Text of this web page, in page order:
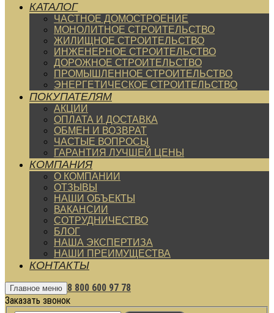
КАТАЛОГ
ЧАСТНОЕ ДОМОСТРОЕНИЕ
МОНОЛИТНОЕ СТРОИТЕЛЬСТВО
ЖИЛИЩНОЕ СТРОИТЕЛЬСТВО
ИНЖЕНЕРНОЕ СТРОИТЕЛЬСТВО
ДОРОЖНОЕ СТРОИТЕЛЬСТВО
ПРОМЫШЛЕННОЕ СТРОИТЕЛЬСТВО
ЭНЕРГЕТИЧЕСКОЕ СТРОИТЕЛЬСТВО
ПОКУПАТЕЛЯМ
АКЦИИ
ОПЛАТА И ДОСТАВКА
ОБМЕН И ВОЗВРАТ
ЧАСТЫЕ ВОПРОСЫ
ГАРАНТИЯ ЛУЧШЕЙ ЦЕНЫ
КОМПАНИЯ
О КОМПАНИИ
ОТЗЫВЫ
НАШИ ОБЪЕКТЫ
ВАКАНСИИ
СОТРУДНИЧЕСТВО
БЛОГ
НАША ЭКСПЕРТИЗА
НАШИ ПРЕИМУЩЕСТВА
КОНТАКТЫ
Главное меню 8 800 600 97 78
Заказать звонок